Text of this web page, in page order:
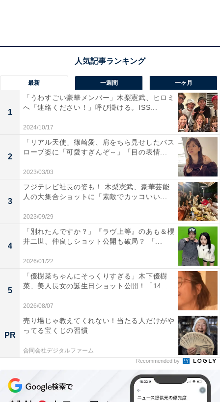
最新 一週間 一ヶ月
1
「うわすごい豪華メンバー」木梨憲武、ヒロミ
へ「連絡ください！」呼び掛ける。ISS...
2024/10/17
2
「リアル天使」篠崎愛、肩をちら見せしたバス
ローブ姿に「可愛すぎんぞ～」「目の表情...
2023/03/03
3
フジテレビ社長の姿も！ 木梨憲武、豪華芸能
人の大集合ショットに「素敵でカッコいい...
2023/09/29
4
「別れたんですか？」『ラヴ上等』のあも＆櫻
井二世、仲良しショット公開も破局？ 「...
2026/01/22
5
「優樹菜ちゃんにそっくりすぎる」木下優樹
菜、美人長女の誕生日ショット公開！「14...
2026/08/07
PR
売り場じゃ教えてくれない！当たる人だけがや
ってる宝くじの習慣
合同会社デジタルファーム
Recommended by